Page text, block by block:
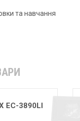
та навчання
3890LI